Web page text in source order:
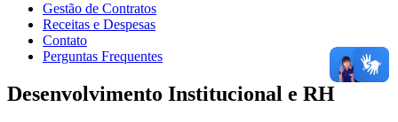
Gestão de Contratos
Receitas e Despesas
Contato
Perguntas Frequentes
Desenvolvimento Institucional e RH